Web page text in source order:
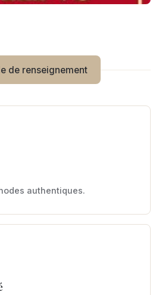
de renseignement
authentiques.